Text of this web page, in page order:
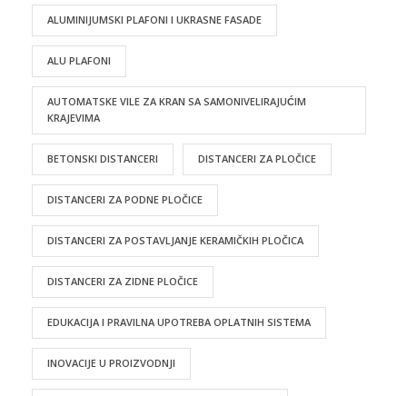
ALUMINIJUMSKI PLAFONI I UKRASNE FASADE
ALU PLAFONI
AUTOMATSKE VILE ZA KRAN SA SAMONIVELIRAJUĆIM
KRAJEVIMA
BETONSKI DISTANCERI DISTANCERI ZA PLOČICE
DISTANCERI ZA PODNE PLOČICE
DISTANCERI ZA POSTAVLJANJE KERAMIČKIH PLOČICA
DISTANCERI ZA ZIDNE PLOČICE
EDUKACIJA I PRAVILNA UPOTREBA OPLATNIH SISTEMA
INOVACIJE U PROIZVODNJI